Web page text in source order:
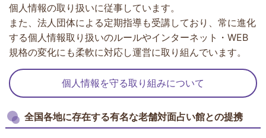
個人情報の取り扱いに従事しています。
また、法人団体による定期指導も受講しており、常に進化
する個人情報取り扱いのルールやインターネット・WEB
規格の変化にも柔軟に対応し運営に取り組んでいます。
個人情報を守る取り組みについて
全国各地に存在する有名な老舗対面占い館との提携